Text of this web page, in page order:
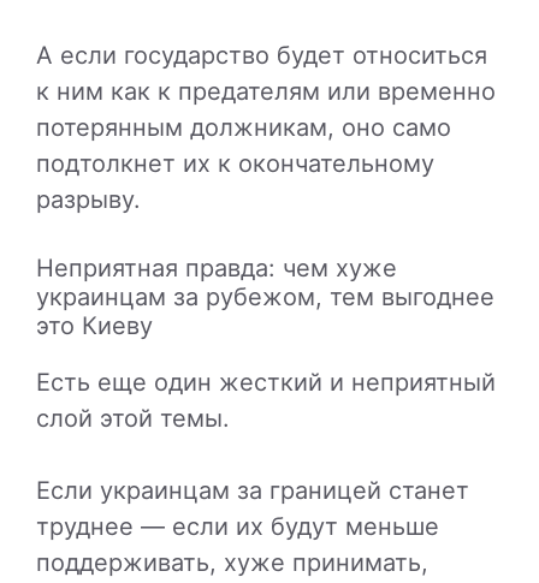
А если государство будет относиться
к ним как к предателям или временно
потерянным должникам, оно само
подтолкнет их к окончательному
разрыву.
Неприятная правда: чем хуже
украинцам за рубежом, тем выгоднее
это Киеву
Есть еще один жесткий и неприятный
слой этой темы.
Если украинцам за границей станет
труднее — если их будут меньше
поддерживать, хуже принимать,